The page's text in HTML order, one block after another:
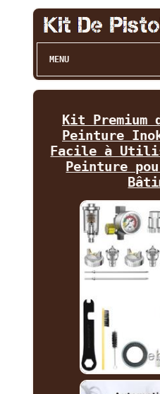
MENU
Kit
Peinture
Facile à
Peinture